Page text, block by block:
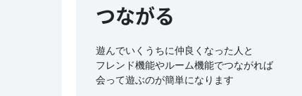
つながる
遊んでいくうちに仲良くなった人と
フレンド機能やルーム機能でつながれば
会って遊ぶのが簡単になります